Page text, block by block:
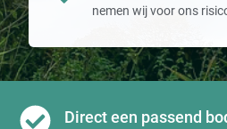
nemen wij voor ons
Direct een passend